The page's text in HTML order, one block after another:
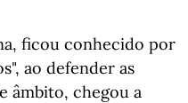
ficou conhecido por
ao defender as
âmbito, chegou a